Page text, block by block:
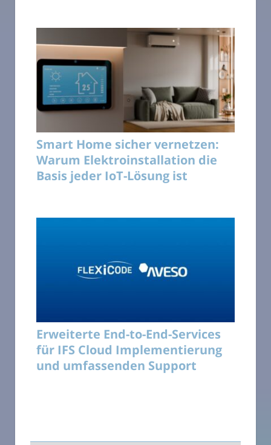
Smart Home sicher vernetzen:
Warum Elektroinstallation die
Basis jeder IoT-Lösung ist
Erweiterte End-to-End-Services
für IFS Cloud Implementierung
und umfassenden Support